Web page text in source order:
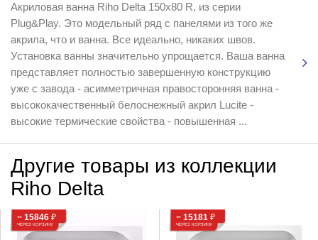
Акриловая ванна Riho Delta 150x80 R, из серии
Plug&Play. Это модельный ряд с панелями из того же
акрила, что и ванна. Все идеально, никаких швов.
Установка ванны значительно упрощается. Ваша ванна
представляет полностью завершенную конструкцию
уже с завода - асимметричная правосторонняя ванна -
высококачественный белоснежный акрил Lucite -
высокие термические свойства - повышенная ...
Другие товары из коллекции
Riho Delta
− 15846 ₽
ЧЕРЕЗ КОРЗИНУ
− 15181 ₽
ЧЕРЕЗ КОРЗИНУ